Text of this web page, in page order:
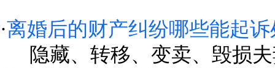
·离婚后的财产纠纷哪些能起
隐藏、转移、变卖、毁损夫